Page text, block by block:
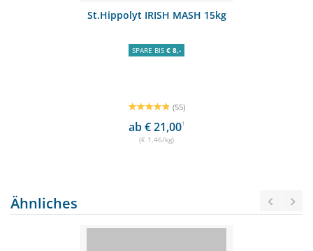
St.Hippolyt IRISH MASH 15kg
SPARE BIS € 8,-
(55)
ab € 21,001
(€ 1,46/kg)
Ähnliches